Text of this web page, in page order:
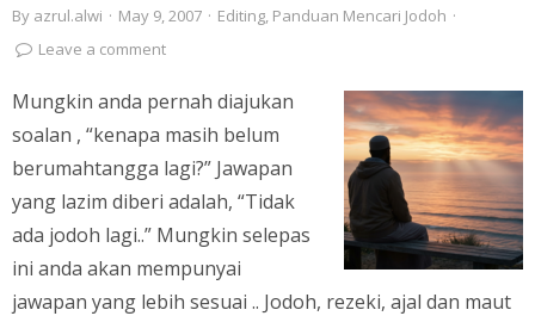
By azrul.alwi · May 9, 2007 · Editing, Panduan Mencari Jodoh ·
Leave a comment
Mungkin anda pernah diajukan
soalan , “kenapa masih belum
berumahtangga lagi?” Jawapan
yang lazim diberi adalah, “Tidak
ada jodoh lagi..” Mungkin selepas
ini anda akan mempunyai
jawapan yang lebih sesuai .. Jodoh, rezeki, ajal dan maut